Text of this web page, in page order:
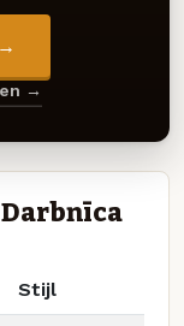
→
Stijl